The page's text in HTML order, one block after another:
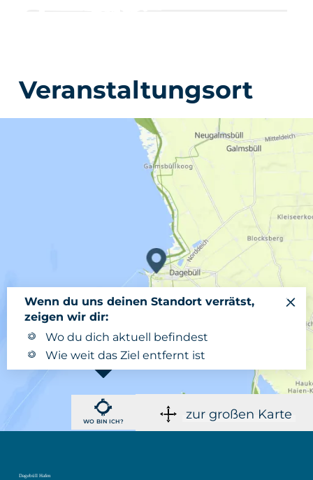
Veranstaltungsort
WO BIN ICH?
Wenn du uns deinen Standort verrätst,
zeigen wir dir:
Wo du dich aktuell befindest
Wie weit das Ziel entfernt ist
zur großen Karte
Dagebüll Hafen